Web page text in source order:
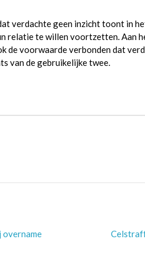
verdachte geen inzicht toont in
relatie te willen voortzetten. Aan
de voorwaarde verbonden dat
van de gebruikelijke twee.
overname